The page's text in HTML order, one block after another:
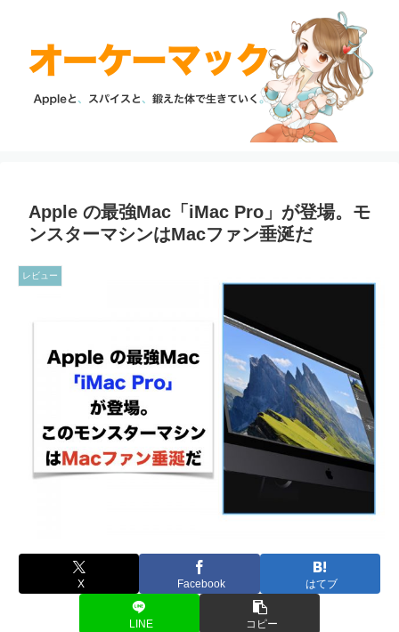
Apple の最強Mac「iMac Pro」が登場。モ
ンスターマシンはMacファン垂涎だ
レビュー
X Facebook はてブ
LINE コピー